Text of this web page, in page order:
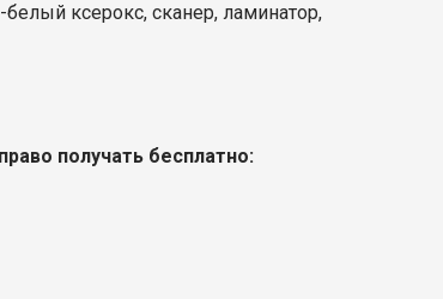
ксерокс, сканер, ламинатор,
получать бесплатно: